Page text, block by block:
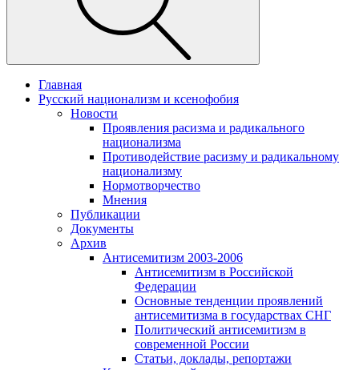
Главная
Русский национализм и ксенофобия
Новости
Проявления расизма и радикального
национализма
Противодействие расизму и радикальному
национализму
Нормотворчество
Мнения
Публикации
Документы
Архив
Антисемитизм 2003-2006
Антисемитизм в Российской
Федерации
Основные тенденции проявлений
антисемитизма в государствах СНГ
Политический антисемитизм в
современной России
Статьи, доклады, репортажи